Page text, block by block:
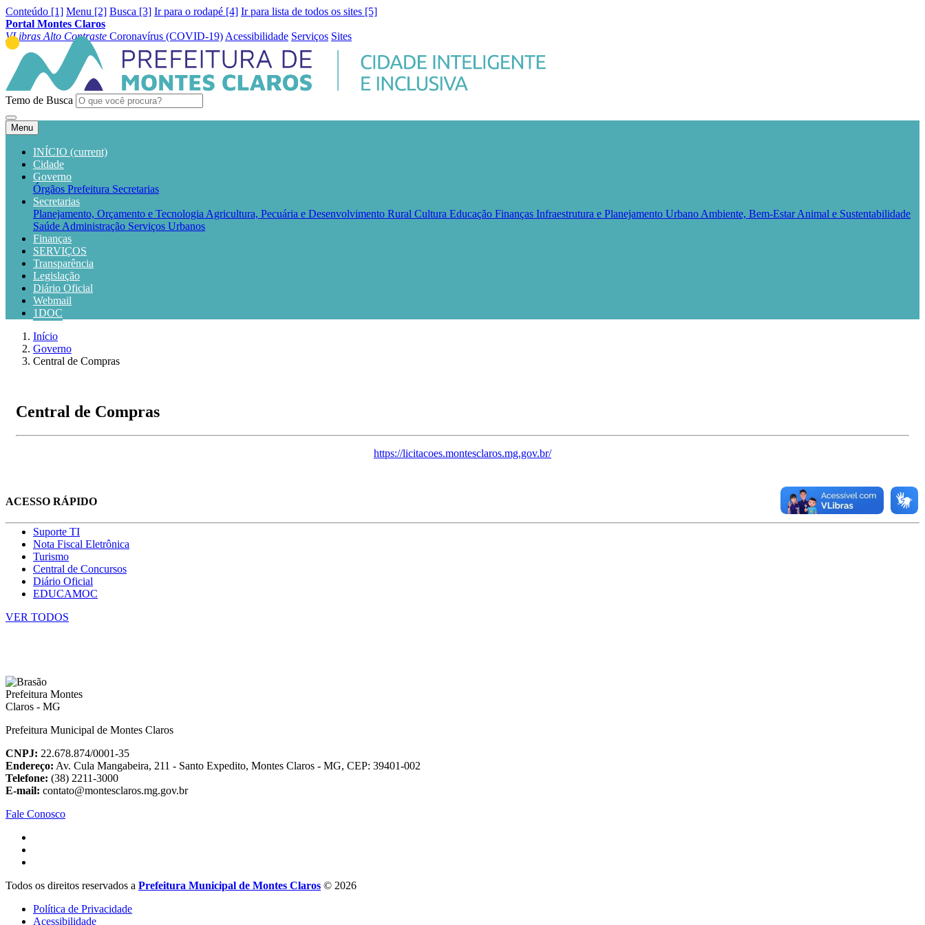
Conteúdo [1] Menu [2] Busca [3] Ir para o rodapé [4] Ir para lista de todos os sites [5]
Portal Montes Claros
VLibras Alto Contraste Coronavírus (COVID-19) Acessibilidade Serviços Sites
Temo de Busca
Menu
INÍCIO (current)
Cidade
Governo
Órgãos Prefeitura Secretarias
Secretarias
Planejamento, Orçamento e Tecnologia Agricultura, Pecuária e Desenvolvimento Rural Cultura Educação Finanças Infraestrutura e Planejamento Urbano Ambiente, Bem-Estar Animal e Sustentabilidade
Saúde Administração Serviços Urbanos
Finanças
SERVIÇOS
Transparência
Legislação
Diário Oficial
Webmail
1DOC
Início
Governo
Central de Compras
Central de Compras
https://licitacoes.montesclaros.mg.gov.br/
ACESSO RÁPIDO
Suporte TI
Nota Fiscal Eletrônica
Turismo
Central de Concursos
Diário Oficial
EDUCAMOC
VER TODOS
Prefeitura Municipal de Montes Claros
CNPJ: 22.678.874/0001-35
Endereço: Av. Cula Mangabeira, 211 - Santo Expedito, Montes Claros - MG, CEP: 39401-002
Telefone: (38) 2211-3000
E-mail: contato@montesclaros.mg.gov.br
Fale Conosco
Todos os direitos reservados a Prefeitura Municipal de Montes Claros © 2026
Política de Privacidade
Acessibilidade